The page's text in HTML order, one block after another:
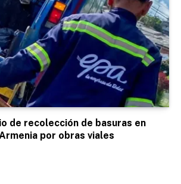
de recolección de basuras en
por obras viales